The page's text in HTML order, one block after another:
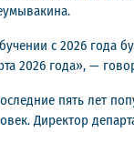
с 2026 года
2026 года», —
пять лет
Директор